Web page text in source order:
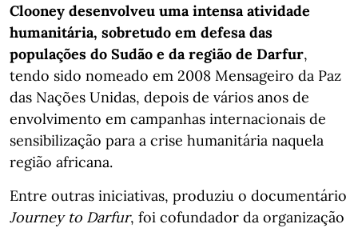
Clooney desenvolveu uma intensa atividade
humanitária, sobretudo em defesa das
populações do Sudão e da região de Darfur,
tendo sido nomeado em 2008 Mensageiro da Paz
das Nações Unidas, depois de vários anos de
envolvimento em campanhas internacionais de
sensibilização para a crise humanitária naquela
região africana.
Entre outras iniciativas, produziu o documentário
Journey to Darfur, foi cofundador da organização